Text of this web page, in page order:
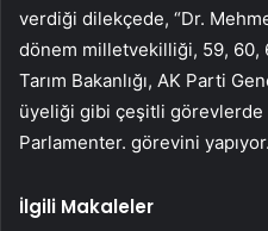
verdiği dilekçede, “Dr.
dönem milletvekilliği, 59, 60,
Tarım Bakanlığı, AK Parti
üyeliği gibi çeşitli görevlerde
Parlamenter. görevini yapıyor.
İlgili Makaleler